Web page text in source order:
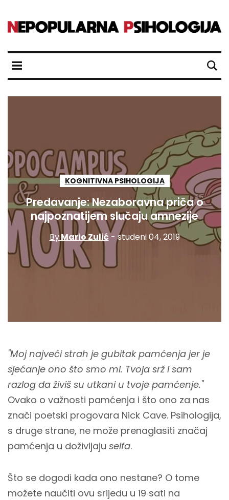
KOGNITIVNA PSIHOLOGIJA
Predavanje: Nezaboravna priča o
najpoznatijem slučaju amnezije
ByMario Zulić- studeni 04, 2019
"Moj najveći strah je gubitak pamćenja jer je
sjećanje ono što smo mi. Tvoja srž i sam
razlog da živiš su utkani u tvoje pamćenje."
Ovako o važnosti pamćenja i što ono za nas
znači poetski progovara Nick Cave. Psihologija,
s druge strane, ne može prenaglasiti značaj
pamćenja u doživljaju selfa.
Što se dogodi kada ono nestane? O tome
možete naučiti ovu srijedu u 19 sati na